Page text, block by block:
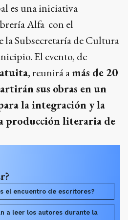
es una iniciativa
Alfa con el
la Subsecretaría de Cultura
El evento, de
, reunirá amás de 20
sus obras en un
la integración y la
producción literaria de
el encuentro de escritores?
a leer los autores durante la